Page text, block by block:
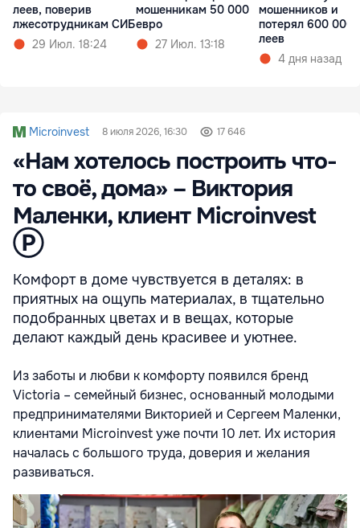
леев, поверив
лжесотрудникам СИБ
29 Июл. 18:24
мошенникам 50 000
евро
27 Июл. 13:18
мошенников и
потерял 600 000
леев
4 дня назад
Microinvest 8 июля 2026, 16:30 17 646
«Нам хотелось построить что-
то своё, дома» – Виктория
Маленки, клиент Microinvest
Ⓟ
Комфорт в доме чувствуется в деталях: в
приятных на ощупь материалах, в тщательно
подобранных цветах и в вещах, которые
делают каждый день красивее и уютнее.
Из заботы и любви к комфорту появился бренд
Victoria – семейный бизнес, основанный молодыми
предпринимателями Викторией и Сергеем Маленки,
клиентами Microinvest уже почти 10 лет. Их история
началась с большого труда, доверия и желания
развиваться.